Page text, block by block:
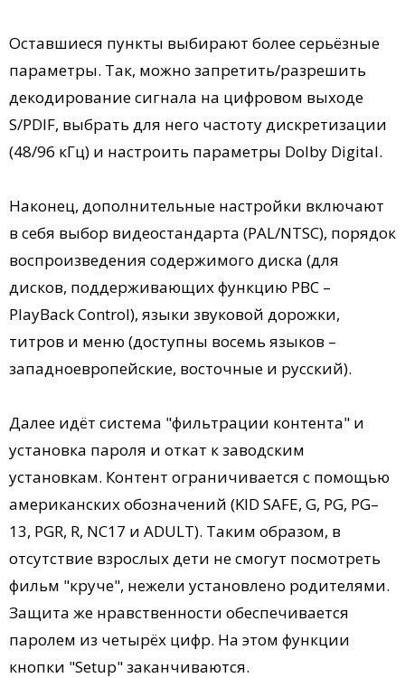
Оставшиеся пункты выбирают более серьёзные
параметры. Так, можно запретить/разрешить
декодирование сигнала на цифровом выходе
S/PDIF, выбрать для него частоту дискретизации
(48/96 кГц) и настроить параметры Dolby Digital.
Наконец, дополнительные настройки включают
в себя выбор видеостандарта (PAL/NTSC), порядок
воспроизведения содержимого диска (для
дисков, поддерживающих функцию PBC –
PlayBack Control), языки звуковой дорожки,
титров и меню (доступны восемь языков –
западноевропейские, восточные и русский).
Далее идёт система "фильтрации контента" и
установка пароля и откат к заводским
установкам. Контент ограничивается с помощью
американских обозначений (KID SAFE, G, PG, PG–
13, PGR, R, NC17 и ADULT). Таким образом, в
отсутствие взрослых дети не смогут посмотреть
фильм "круче", нежели установлено родителями.
Защита же нравственности обеспечивается
паролем из четырёх цифр. На этом функции
кнопки "Setup" заканчиваются.